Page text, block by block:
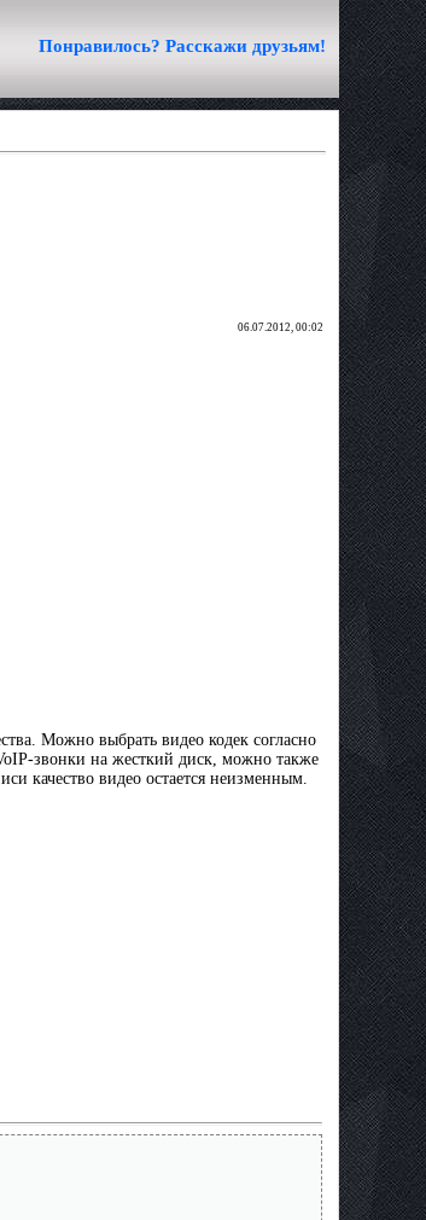
Понравилось? Расскажи друзьям!
06.07.2012, 00:02
Можно выбрать видео кодек согласно
звонки на жесткий диск, можно также
качество видео остается неизменным.